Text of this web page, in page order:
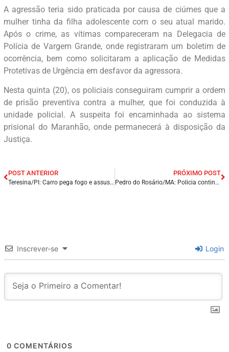
A agressão teria sido praticada por causa de ciúmes que a
mulher tinha da filha adolescente com o seu atual marido.
Após o crime, as vítimas compareceram na Delegacia de
Polícia de Vargem Grande, onde registraram um boletim de
ocorrência, bem como solicitaram a aplicação de Medidas
Protetivas de Urgência em desfavor da agressora.
Nesta quinta (20), os policiais conseguiram cumprir a ordem
de prisão preventiva contra a mulher, que foi conduzida à
unidade policial. A suspeita foi encaminhada ao sistema
prisional do Maranhão, onde permanecerá à disposição da
Justiça.
POST ANTERIOR
Teresina/PI: Carro pega fogo e assusta moradores no bairro Parque Piauí na capital.
PRÓXIMO POST
Pedro do Rosário/MA: Policia continua caçada por homem que matou esposa com vários golpes de faca.
Inscrever-se Login
0 COMENTÁRIOS